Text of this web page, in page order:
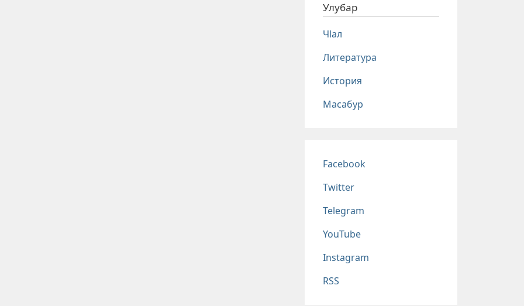
Улубар
Чlал
Литература
История
Масабур
Соц сети
Facebook
Twitter
Telegram
YouTube
Instagram
RSS